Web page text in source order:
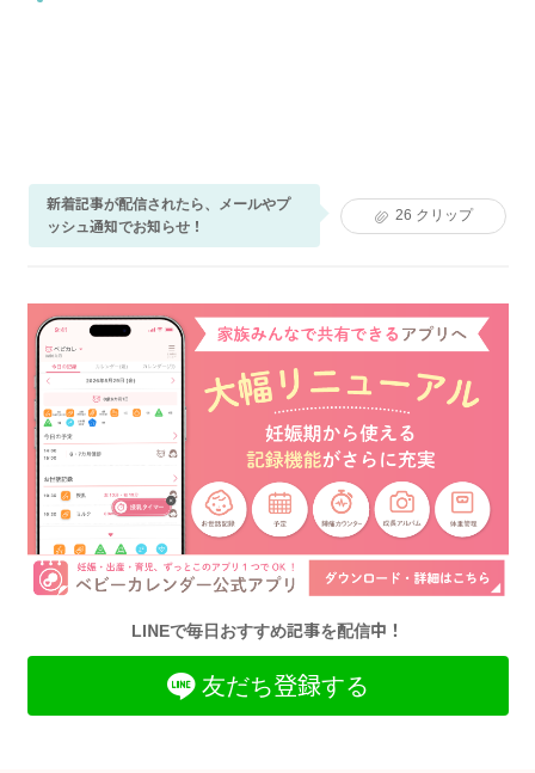
新着記事が配信されたら、メールやプ
ッシュ通知でお知らせ！
26 クリップ
LINEで毎日おすすめ記事を配信中！
友だち登録する